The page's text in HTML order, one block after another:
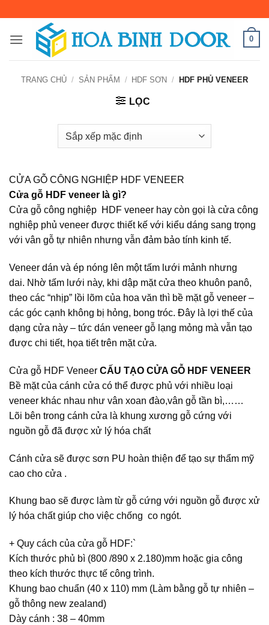
nội
0
TRANG CHỦ / SẢN PHẨM / HDF SƠN / HDF PHỦ VENEER
LỌC
CỬA GỖ CÔNG NGHIỆP HDF VENEER
Cửa gỗ HDF veneer là gì?
Cửa gỗ công nghiệp HDF veneer hay còn gọi là cửa công
nghiệp phủ veneer được thiết kế với kiểu dáng sang trọng
với vân gỗ tự nhiên nhưng vẫn đảm bảo tính kinh tế.
Veneer dán và ép nóng lên một tấm lưới mảnh nhưng
dai. Nhờ tấm lưới này, khi dập mặt cửa theo khuôn panô,
theo các “nhịp” lồi lõm của hoa văn thì bề mặt gỗ veneer –
các góc cạnh không bị hỏng, bong tróc. Đây là lợi thế của
dạng cửa này – tức dán veneer gỗ lạng mỏng mà vẫn tạo
được chi tiết, họa tiết trên mặt cửa.
Cửa gỗ HDF Veneer CẤU TẠO CỬA GỖ HDF VENEER
Bề mặt của cánh cửa có thể được phủ với nhiều loại
veneer khác nhau như vân xoan đào,vân gỗ tần bì,……
Lõi bên trong cánh cửa là khung xương gỗ cứng với
nguồn gỗ đã được xử lý hóa chất
Cánh cửa sẽ được sơn PU hoàn thiện để tạo sự thẩm mỹ
cao cho cửa .
Khung bao sẽ được làm từ gỗ cứng với nguồn gỗ được xử
lý hóa chất giúp cho việc chống co ngót.
+ Quy cách của cửa gỗ HDF:`
Kích thước phủ bì (800 /890 x 2.180)mm hoặc gia công
theo kích thước thực tế công trình.
Khung bao chuẩn (40 x 110) mm (Làm bằng gỗ tự nhiên –
gỗ thông new zealand)
Dày cánh : 38 – 40mm